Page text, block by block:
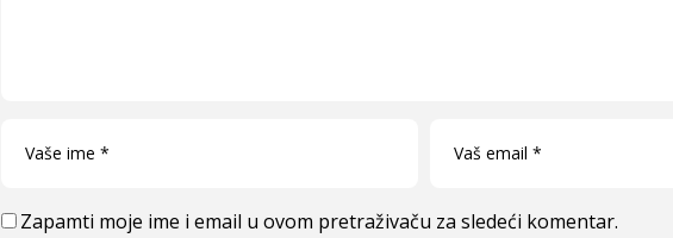
Zapamti moje ime i email u ovom pretraživaču za sledeći komentar.